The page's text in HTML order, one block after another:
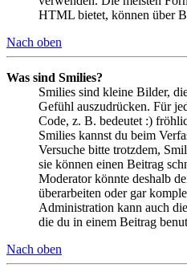
HTML bietet, können über
Nach oben
Was sind Smilies?
Smilies sind kleine Bilder,
Gefühl auszudrücken. Für
Code, z. B. bedeutet :)
Smilies kannst du beim
Versuche bitte trotzdem,
sie können einen Beitrag
Moderator könnte deshalb
überarbeiten oder gar
Administration kann auch
die du in einem Beitrag
Nach oben